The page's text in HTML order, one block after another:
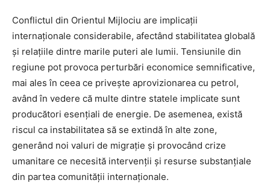
Conflictul din Orientul Mijlociu are implicații
internaționale considerabile, afectând stabilitatea globală
și relațiile dintre marile puteri ale lumii. Tensiunile din
regiune pot provoca perturbări economice semnificative,
mai ales în ceea ce privește aprovizionarea cu petrol,
având în vedere că multe dintre statele implicate sunt
producători esențiali de energie. De asemenea, există
riscul ca instabilitatea să se extindă în alte zone,
generând noi valuri de migrație și provocând crize
umanitare ce necesită intervenții și resurse substanțiale
din partea comunității internaționale.